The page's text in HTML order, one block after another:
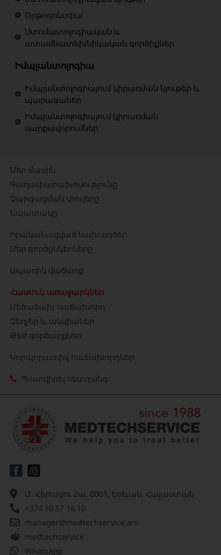
Օրթոդոնտիա
Ստոմատոլոգիական և
ատամնատեխնիկական գործիքներ
Իմպլանտոլոգիա
Իմպլանտոլոգիայում կիրառման նյութեր և
պարագաներ
Իմպլանտոլոգիայում կիրառման
սարքավորումներ
Մեր մասին
Գաղափարախոսությունը
Զարգացման փուլերը
Նպատակը
Իրականացված նախագծեր
Մեր գործընկերները
Ապառիկ վաճառք
Հատուկ առաջարկներ
Մեծածախ հաճախորդ
Զեղչեր և ակցիաներ
Թեժ գործարքներ
Կորպորատիվ հաճախորդներ
Պատվիրել հետզանգ
Մ. Հերացու 2ա, 0001, Երևան, Հայաստան
+374 10 57 16 10
manager@medtechservice.am
medtechservice
Whatsapp